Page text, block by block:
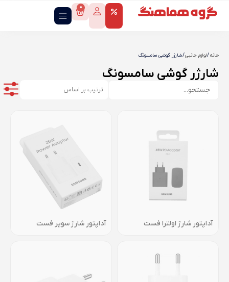
0
خانه/لوازم جانبی/ شارژر گوشی سامسونگ
شارژر گوشی سامسونگ
آداپتور شارژ اولترا فست آداپتور شارژ سوپر فست